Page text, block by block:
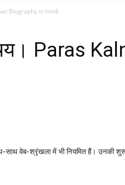
Biography in hindi
Paras
वेब-श्रृंखला में भी नियमित हैं। उनकी